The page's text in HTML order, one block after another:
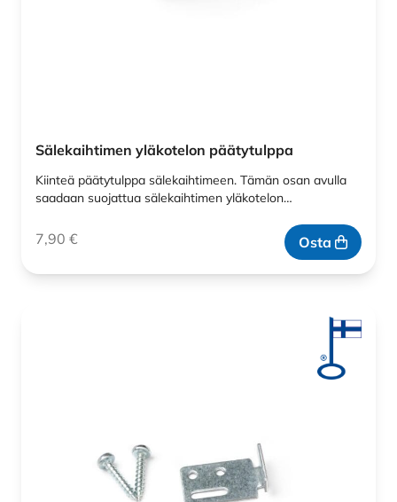
Sälekaihtimen yläkotelon päätytulppa
Kiinteä päätytulppa sälekaihtimeen. Tämän osan avulla
saadaan suojattua sälekaihtimen yläkotelon…
7,90 € Osta